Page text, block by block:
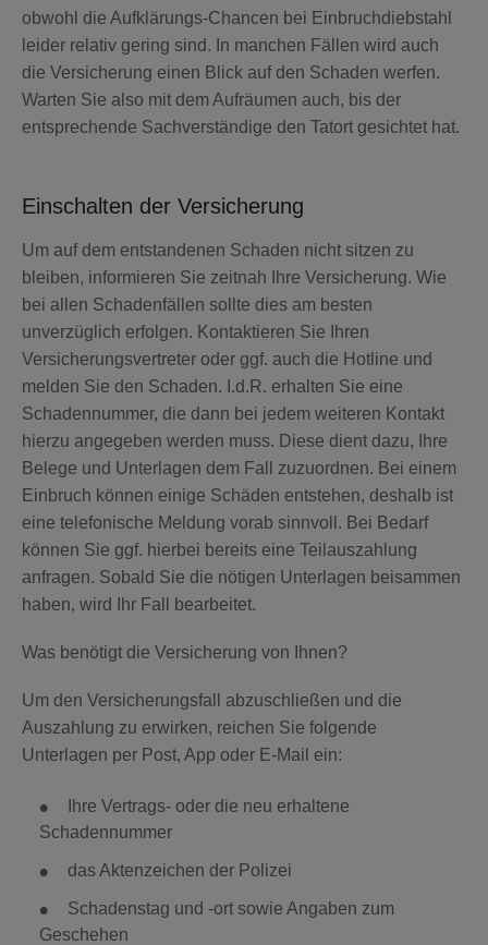
obwohl die Aufklärungs-Chancen bei Einbruchdiebstahl
leider relativ gering sind. In manchen Fällen wird auch
die Versicherung einen Blick auf den Schaden werfen.
Warten Sie also mit dem Aufräumen auch, bis der
entsprechende Sachverständige den Tatort gesichtet hat.
Einschalten der Versicherung
Um auf dem entstandenen Schaden nicht sitzen zu
bleiben, informieren Sie zeitnah Ihre Versicherung. Wie
bei allen Schadenfällen sollte dies am besten
unverzüglich erfolgen. Kontaktieren Sie Ihren
Versicherungsvertreter oder ggf. auch die Hotline und
melden Sie den Schaden. I.d.R. erhalten Sie eine
Schadennummer, die dann bei jedem weiteren Kontakt
hierzu angegeben werden muss. Diese dient dazu, Ihre
Belege und Unterlagen dem Fall zuzuordnen. Bei einem
Einbruch können einige Schäden entstehen, deshalb ist
eine telefonische Meldung vorab sinnvoll. Bei Bedarf
können Sie ggf. hierbei bereits eine Teilauszahlung
anfragen. Sobald Sie die nötigen Unterlagen beisammen
haben, wird Ihr Fall bearbeitet.
Was benötigt die Versicherung von Ihnen?
Um den Versicherungsfall abzuschließen und die
Auszahlung zu erwirken, reichen Sie folgende
Unterlagen per Post, App oder E-Mail ein:
Ihre Vertrags- oder die neu erhaltene
Schadennummer
das Aktenzeichen der Polizei
Schadenstag und -ort sowie Angaben zum
Geschehen